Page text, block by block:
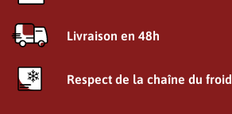
Livraison en 48h
Respect de la chaîne du froid